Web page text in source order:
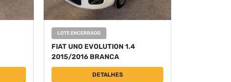
LOTE ENCERRADO
FIAT UNO EVOLUTION 1.4
2015/2016 BRANCA
DETALHES